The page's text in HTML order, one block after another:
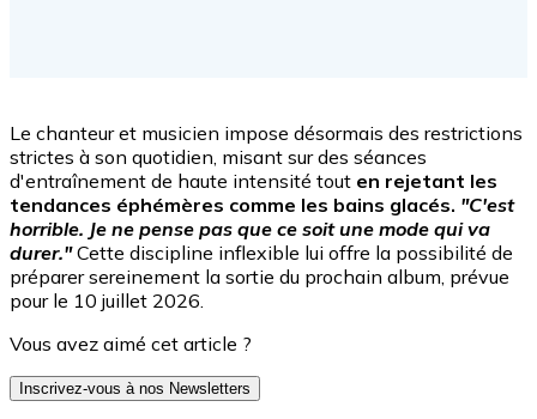
Le chanteur et musicien impose désormais des restrictions
strictes à son quotidien, misant sur des séances
d'entraînement de haute intensité tout en rejetant les
tendances éphémères comme les bains glacés. "C'est
horrible. Je ne pense pas que ce soit une mode qui va
durer."Cette discipline inflexible lui offre la possibilité de
préparer sereinement la sortie du prochain album, prévue
pour le 10 juillet 2026.
Vous avez aimé cet article ?
Inscrivez-vous à nos Newsletters